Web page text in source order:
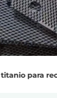
para
Obtenga el